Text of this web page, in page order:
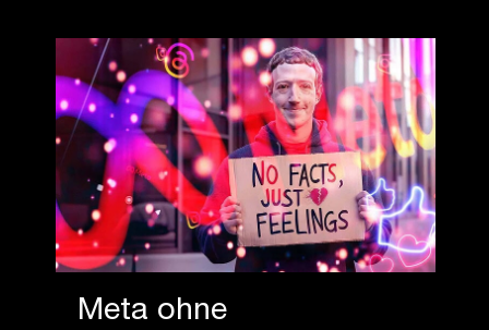
Meta ohne